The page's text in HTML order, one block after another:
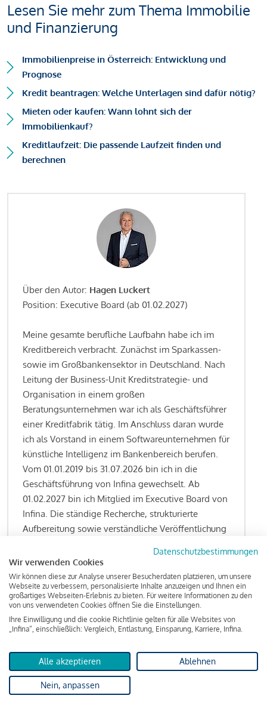
Lesen Sie mehr zum Thema Immobilie
und Finanzierung
Immobilienpreise in Österreich: Entwicklung und
Prognose
Kredit beantragen: Welche Unterlagen sind dafür nötig?
Mieten oder kaufen: Wann lohnt sich der
Immobilienkauf?
Kreditlaufzeit: Die passende Laufzeit finden und
berechnen
Über den Autor: Hagen Luckert
Position: Executive Board (ab 01.02.2027)
Meine gesamte berufliche Laufbahn habe ich im
Kreditbereich verbracht. Zunächst im Sparkassen-
sowie im Großbankensektor in Deutschland. Nach
Leitung der Business-Unit Kreditstrategie- und
Organisation in einem großen
Beratungsunternehmen war ich als Geschäftsführer
einer Kreditfabrik tätig. Im Anschluss daran wurde
ich als Vorstand in einem Softwareunternehmen für
künstliche Intelligenz im Bankenbereich berufen.
Vom 01.01.2019 bis 31.07.2026 bin ich in die
Geschäftsführung von Infina gewechselt. Ab
01.02.2027 bin ich Mitglied im Executive Board von
Infina. Die ständige Recherche, strukturierte
Aufbereitung sowie verständliche Veröffentlichung
Kreditgeschäft gehören zu den wesentlichen
Schwerpunktsetzungen meiner Funktion.
Lesen Sie meine Finanzierungs-Tipps
KreditindexDas Wohnkredit Barometer
Datenschutzbestimmungen
Wir verwenden Cookies
Wir können diese zur Analyse unserer Besucherdaten platzieren, um unsere
Webseite zu verbessern, personalisierte Inhalte anzuzeigen und Ihnen ein
großartiges Webseiten-Erlebnis zu bieten. Für weitere Informationen zu den
von uns verwendeten Cookies öffnen Sie die Einstellungen.
Ihre Einwilligung und die cookie Richtlinie gelten für alle Websites von
„Infina“, einschließlich: Vergleich, Entlastung, Einsparung, Karriere, Infina.
Alle akzeptieren Ablehnen
Nein, anpassen